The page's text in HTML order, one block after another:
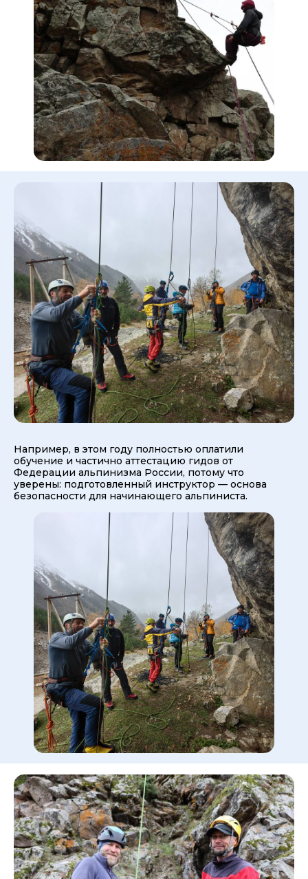
Например, в этом году полностью оплатили
обучение и частично аттестацию гидов от
Федерации альпинизма России, потому что
уверены: подготовленный инструктор — основа
безопасности для начинающего альпиниста.